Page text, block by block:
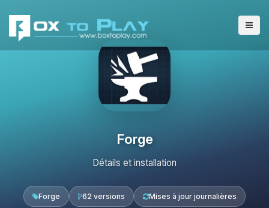
Forge
Détails et installation
Forge 62 versions Mises à jour journalières